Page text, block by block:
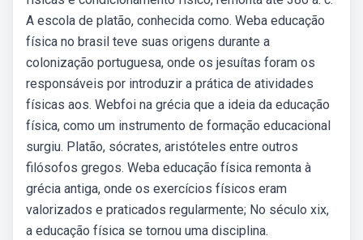
A escola de platão, conhecida como. Weba educação
física no brasil teve suas origens durante a
colonização portuguesa, onde os jesuítas foram os
responsáveis por introduzir a prática de atividades
físicas aos. Webfoi na grécia que a ideia da educação
física, como um instrumento de formação educacional
surgiu. Platão, sócrates, aristóteles entre outros
filósofos gregos. Weba educação física remonta à
grécia antiga, onde os exercícios físicos eram
valorizados e praticados regularmente; No século xix,
a educação física se tornou uma disciplina.